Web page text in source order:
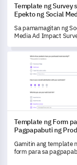
Template ng Survey
Epekto ng Social
Sa pamamagitan ng
Media Ad Impact
bisa ng iyong online na
promosyon at tukuyin
lugar na
pagpapabuti.
Template ng Form
Template ng Form
Pagpapabuti ng
Gamitin ang template
form para sa